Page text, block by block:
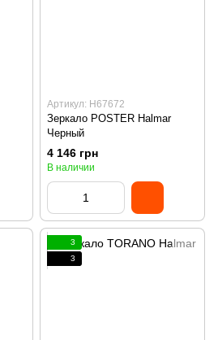
Артикул: H67672
Зеркало POSTER Halmar
Черный
4 146 грн
В наличии
3
3